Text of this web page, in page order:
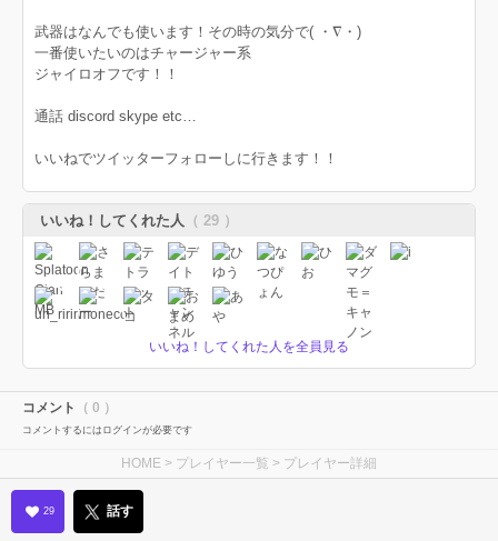
武器はなんでも使います！その時の気分で( ・∇・)
一番使いたいのはチャージャー系
ジャイロオフです！！
通話 discord skype etc…
いいねでツイッターフォローしに行きます！！
いいね！してくれた人 （ 29 ）
いいね！してくれた人を全員見る
コメント （ 0 ）
コメントするにはログインが必要です
HOME > プレイヤー一覧 > プレイヤー詳細
29 話す